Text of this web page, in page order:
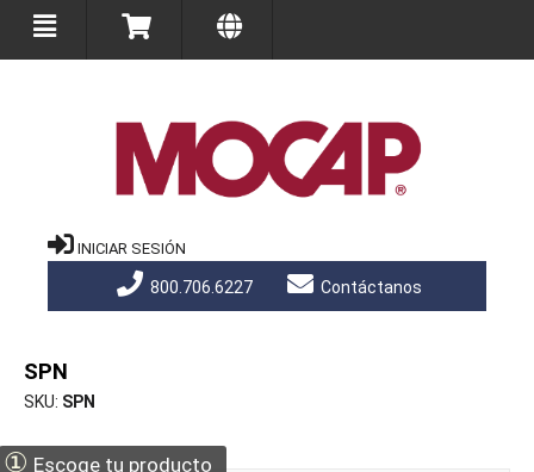
INICIAR SESIÓN
800.706.6227 Contáctanos
SPN
SKU SPN
① Escoge tu producto